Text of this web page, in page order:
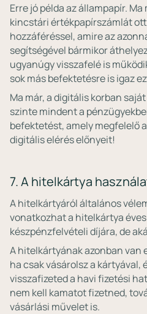
Erre jó példa az állampapír.
kincstári értékpapírszámlát
hozzáféréssel, amire az
segítségével bármikor
ugyanúgy visszafelé is
sok más befektetésre is igaz
Ma már, a digitális korban
szinte mindent a
befektetést, amely megfelelő
digitális elérés előnyeit!
7. A hitelkártya
A hitelkártyáról általános
vonatkozhat a hitelkártya
készpénzfelvételi díjára, de
A hitelkártyának azonban van
ha csak vásárolsz a kártyával,
visszafizeted a havi fizetési
nem kell kamatot fizetned,
vásárlási művelet is.